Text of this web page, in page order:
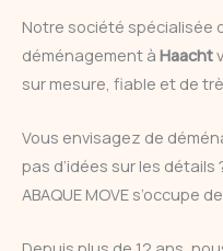
Notre société spécialisée
déménagement à Haacht
sur mesure, fiable et de
Vous envisagez de
pas d’idées sur les
ABAQUE MOVE s’occupe